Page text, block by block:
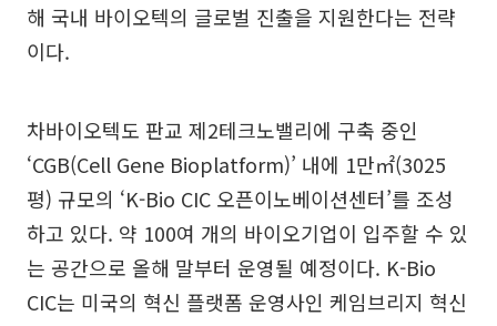
해 국내 바이오텍의 글로벌 진출을 지원한다는 전략
이다.
차바이오텍도 판교 제2테크노밸리에 구축 중인
‘CGB(Cell Gene Bioplatform)’ 내에 1만㎡(3025
평) 규모의 ‘K-Bio CIC 오픈이노베이션센터’를 조성
하고 있다. 약 100여 개의 바이오기업이 입주할 수 있
는 공간으로 올해 말부터 운영될 예정이다. K-Bio
CIC는 미국의 혁신 플랫폼 운영사인 케임브리지 혁신